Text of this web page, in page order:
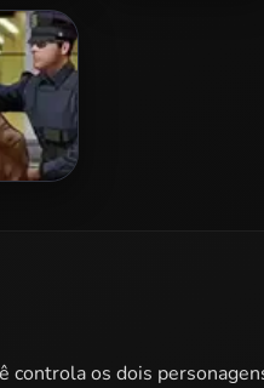
controla os dois